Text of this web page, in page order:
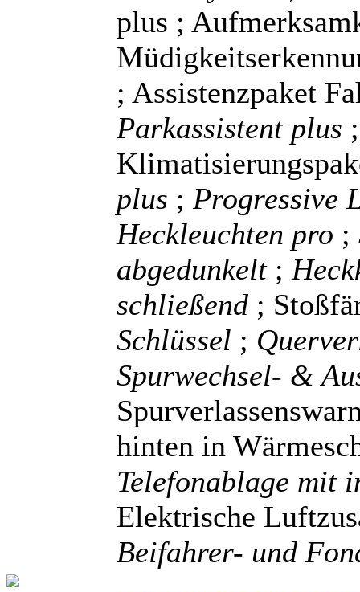
plus ;
; Assistenzpaket
Parkassistent plus
plus ; Progressive
Heckleuchten pro ;
abgedunkelt ;
schließend ;
Schlüssel ;
Spurwechsel- &
hinten in
Telefonablage mit
Elektrische
Beifahrer- und